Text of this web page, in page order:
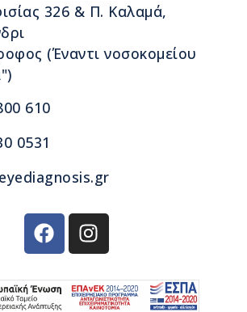
326 & Π. Καλαμά,
(Έναντι νοσοκομείου
610
0531